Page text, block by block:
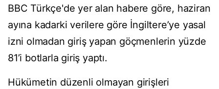
BBC Türkçe'de yer alan habere göre, haziran
ayına kadarki verilere göre İngiltere’ye yasal
izni olmadan giriş yapan göçmenlerin yüzde
81’i botlarla giriş yaptı.
Hükümetin düzenli olmayan girişleri